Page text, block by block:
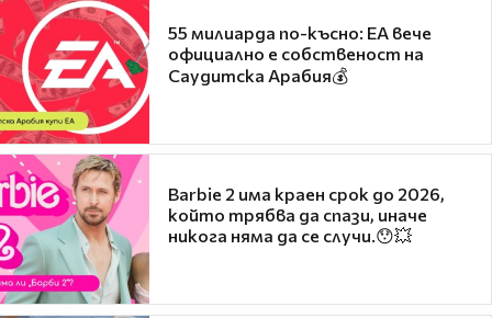
55 милиарда по-късно: EA вече
официално е собственост на
Саудитска Арабия💰
Barbie 2 има краен срок до 2026,
който трябва да спази, иначе
никога няма да се случи.😯💥